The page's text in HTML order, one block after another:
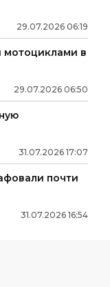
29.07.2026 06:19
мотоциклами в
29.07.2026 06:50
31.07.2026 17:07
почти
31.07.2026 16:54